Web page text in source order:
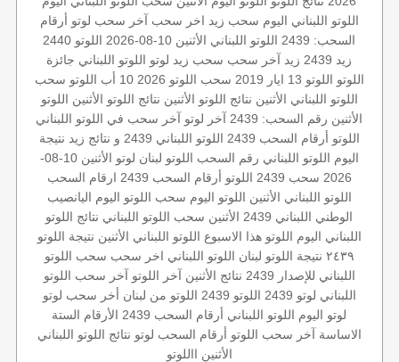
اللوتو اللبناني اليوم سحب زيد اخر سحب آخر سحب لوتو أرقام
السحب: 2439
اللوتو اللبناني الأثنين 10-08-2026
اللوتو 2440
زيد 2439
زيد آخر سحب سحب زيد لوتو اللوتو اللبناني جائزة
اللوتو اللوتو 13 ايار 2019 سحب اللوتو 2026 10 أب اللوتو سحب
اللوتو اللبناني الأثنين نتائج اللوتو الأثنين نتائج اللوتو الأثنين اللوتو
الأثنين رقم السحب: 2439 آخر لوتو آخر سحب في اللوتو اللبناني
اللوتو أرقام السحب 2439
اللوتو اللبناني 2439 و نتائج زيد
نتيجة
اليوم اللوتو اللبناني رقم السحب اللوتو لبنان
لوتو الأثنين 10-08-
2026 سحب 2439 اللوتو أرقام السحب 2439
ارقام السحب
اللوتو اللبناني الأثنين اللوتو اليوم سحب اللوتو اليوم اليانصيب
الوطني اللبناني 2439 الأثنين سحب اللوتو اللبناني نتائج اللوتو
اللبناني اليوم اللوتو هذا الاسبوع اللوتو اللبناني الأثنين نتيجة اللوتو
٢٤٣٩ نتيجة اللوتو لبنان اللوتو اللبناني اخر سحب سحب اللوتو
اللبناني للإصدار 2439
نتائج الأثنين آخر اللوتو آخر سحب اللوتو
اللبناني لوتو 2439 اللوتو 2439 اللوتو من لبنان أخر سحب لوتو
لوتو اليوم اللوتو اللبناني أرقام السحب 2439
الأرقام الستة
الاساسة آخر سحب اللوتو أرقام السحب لوتو نتائج اللوتو اللبناني
الأثنين االلوتو